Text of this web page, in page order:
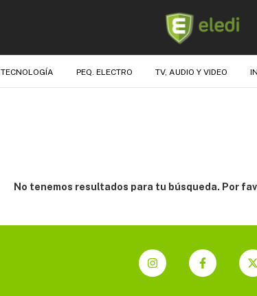
TECNOLOGÍA PEQ. ELECTRO TV, AUDIO Y VIDEO
No tenemos resultados para tu búsqueda. Por